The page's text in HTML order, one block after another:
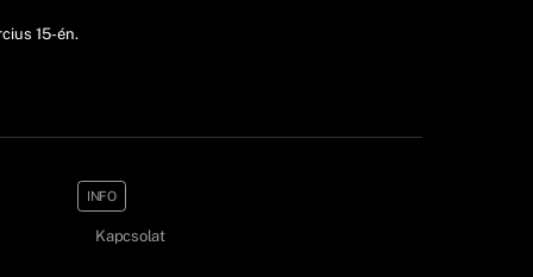
15-én.
INFO
Kapcsolat